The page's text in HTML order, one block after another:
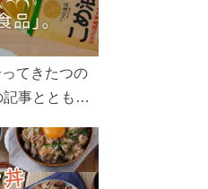
てきたつの
事とともに
わりまで。
ンテンツを